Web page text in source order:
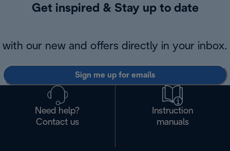
Get inspired & Stay up to date
with our new and offers directly in your inbox.
Sign me up for emails
Need help?
Contact us
Instruction
manuals